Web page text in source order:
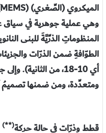
وهي عملية جوهرية في سياق
المنظوماتِ الذرِّيَّةَ للبن‍ى
أي 10-18، من
ومتعدِّدة، ومن ضمنها تصميمُ
قطط وذرّات في حالة حركة(**)